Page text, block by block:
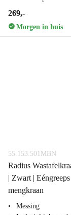
269,-
Morgen in huis
55.153.501MBN
Radius
| Zwart | Eéngreeps
mengkraan
Messing